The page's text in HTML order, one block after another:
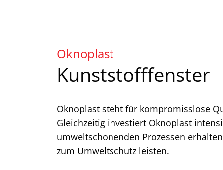
Oknoplast
Kunststofffenster
Oknoplast steht für kompromisslose
Gleichzeitig investiert Oknoplast
umweltschonenden Prozessen
zum Umweltschutz leisten.